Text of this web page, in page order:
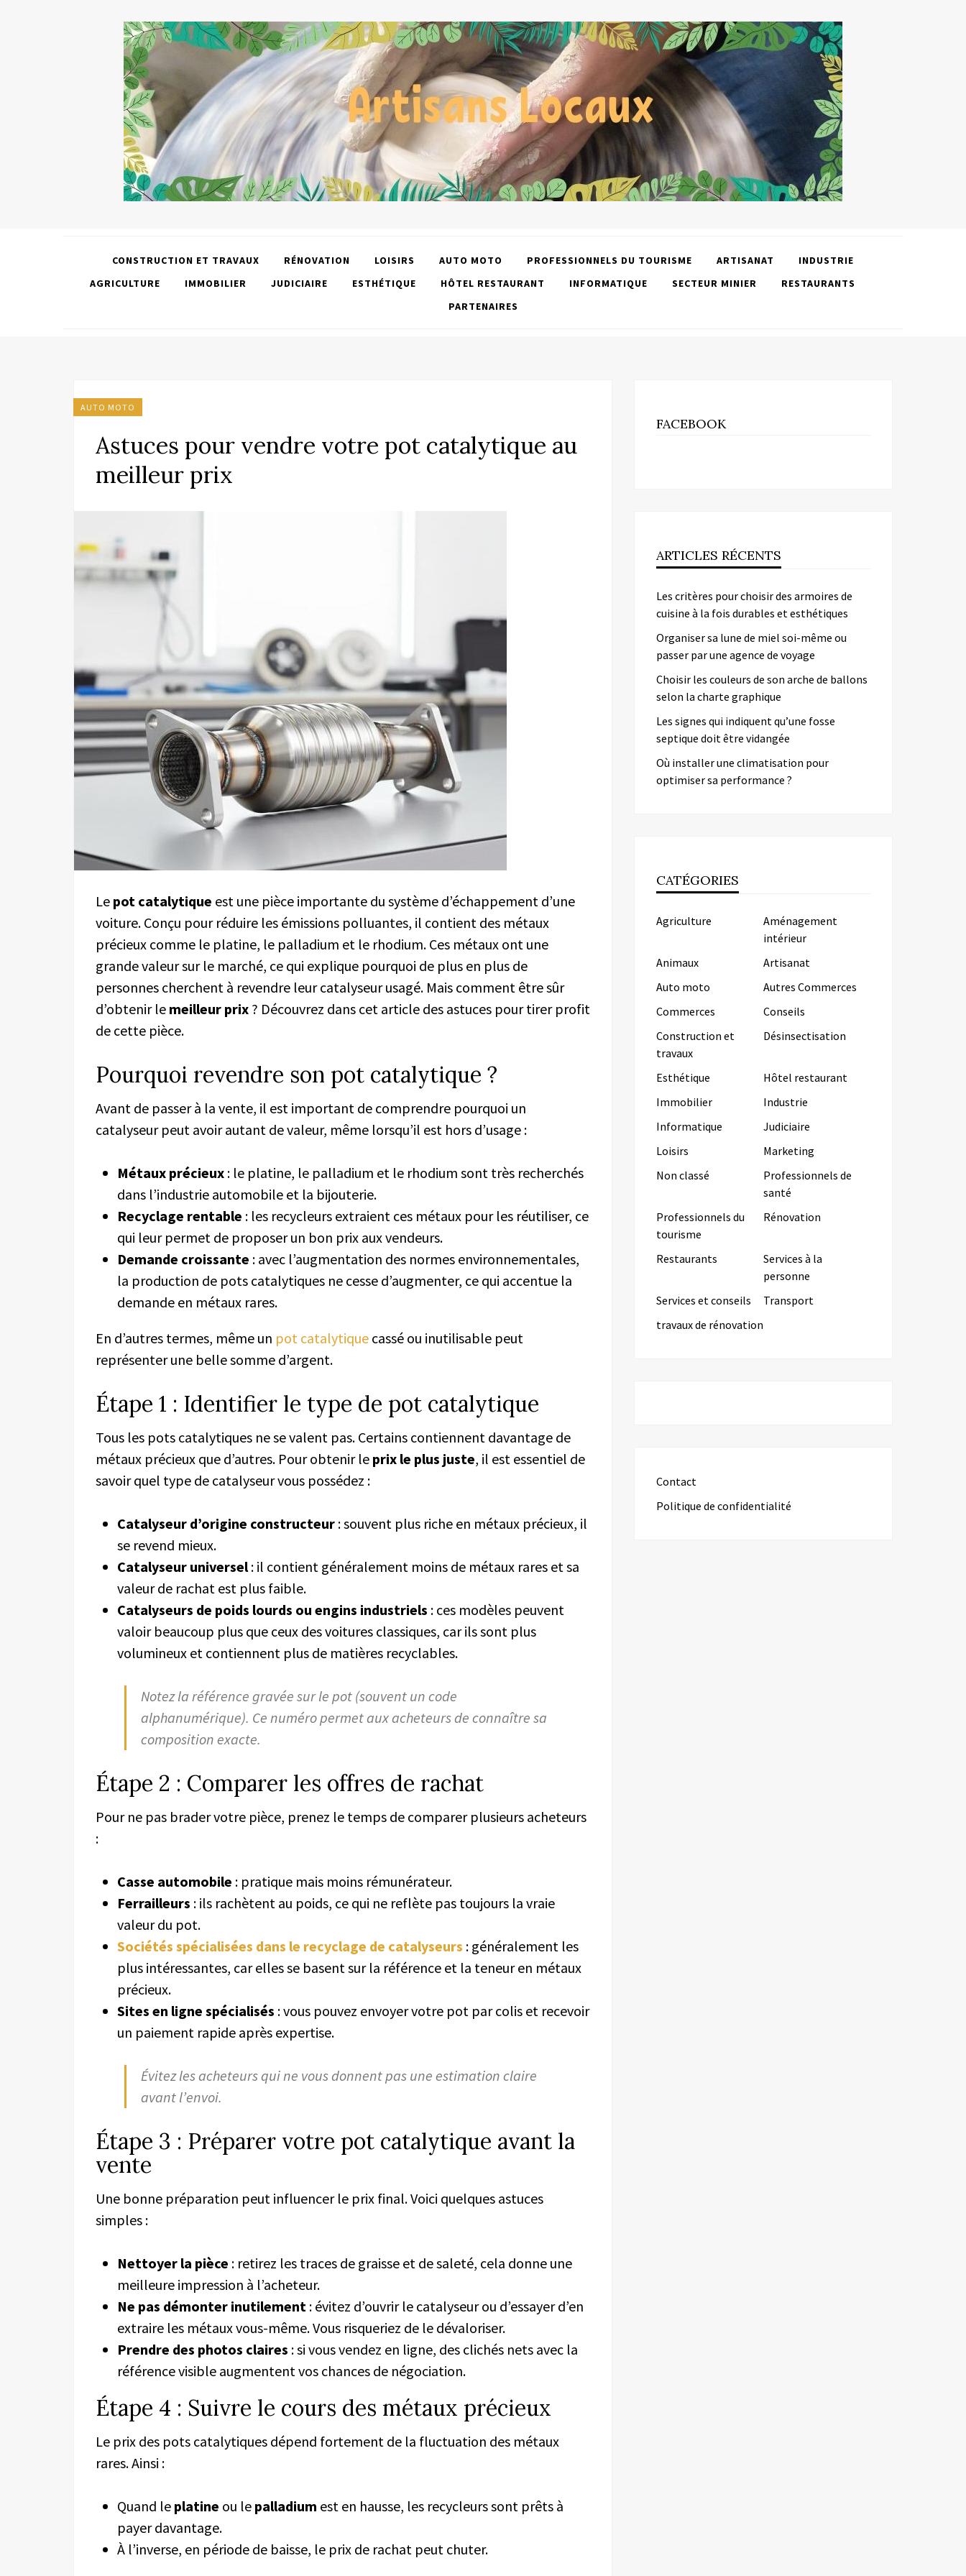
CONSTRUCTION ET TRAVAUX RÉNOVATION LOISIRS AUTO MOTO PROFESSIONNELS DU TOURISME ARTISANAT
INDUSTRIE
AGRICULTURE
IMMOBILIER JUDICIAIRE ESTHÉTIQUE HÔTEL RESTAURANT INFORMATIQUE SECTEUR MINIER
RESTAURANTS
PARTENAIRES
AUTO MOTO
Astuces pour vendre votre pot catalytique au
meilleur prix
Le pot catalytique est une pièce importante du système d’échappement d’une
voiture. Conçu pour réduire les émissions polluantes, il contient des métaux
précieux comme le platine, le palladium et le rhodium. Ces métaux ont une
grande valeur sur le marché, ce qui explique pourquoi de plus en plus de
personnes cherchent à revendre leur catalyseur usagé. Mais comment être sûr
d’obtenir le meilleur prix ? Découvrez dans cet article des astuces pour tirer profit
de cette pièce.
Pourquoi revendre son pot catalytique ?
Avant de passer à la vente, il est important de comprendre pourquoi un
catalyseur peut avoir autant de valeur, même lorsqu’il est hors d’usage :
Métaux précieux : le platine, le palladium et le rhodium sont très recherchés
dans l’industrie automobile et la bijouterie.
Recyclage rentable : les recycleurs extraient ces métaux pour les réutiliser, ce
qui leur permet de proposer un bon prix aux vendeurs.
Demande croissante : avec l’augmentation des normes environnementales,
la production de pots catalytiques ne cesse d’augmenter, ce qui accentue la
demande en métaux rares.
En d’autres termes, même un pot catalytique cassé ou inutilisable peut
représenter une belle somme d’argent.
Étape 1 : Identifier le type de pot catalytique
Tous les pots catalytiques ne se valent pas. Certains contiennent davantage de
métaux précieux que d’autres. Pour obtenir le prix le plus juste, il est essentiel de
savoir quel type de catalyseur vous possédez :
Catalyseur d’origine constructeur : souvent plus riche en métaux précieux, il
se revend mieux.
Catalyseur universel: il contient généralement moins de métaux rares et sa
valeur de rachat est plus faible.
Catalyseurs de poids lourds ou engins industriels : ces modèles peuvent
valoir beaucoup plus que ceux des voitures classiques, car ils sont plus
volumineux et contiennent plus de matières recyclables.
Notez la référence gravée sur le pot (souvent un code
alphanumérique). Ce numéro permet aux acheteurs de connaître sa
composition exacte.
Étape 2 : Comparer les offres de rachat
Pour ne pas brader votre pièce, prenez le temps de comparer plusieurs acheteurs
:
Casse automobile : pratique mais moins rémunérateur.
Ferrailleurs : ils rachètent au poids, ce qui ne reflète pas toujours la vraie
valeur du pot.
Sociétés spécialisées dans le recyclage de catalyseurs : généralement les
plus intéressantes, car elles se basent sur la référence et la teneur en métaux
précieux.
Sites en ligne spécialisés : vous pouvez envoyer votre pot par colis et recevoir
un paiement rapide après expertise.
Évitez les acheteurs qui ne vous donnent pas une estimation claire
avant l’envoi.
Étape 3 : Préparer votre pot catalytique avant la
vente
Une bonne préparation peut influencer le prix final. Voici quelques astuces
simples :
Nettoyer la pièce : retirez les traces de graisse et de saleté, cela donne une
meilleure impression à l’acheteur.
Ne pas démonter inutilement : évitez d’ouvrir le catalyseur ou d’essayer d’en
extraire les métaux vous-même. Vous risqueriez de le dévaloriser.
Prendre des photos claires : si vous vendez en ligne, des clichés nets avec la
référence visible augmentent vos chances de négociation.
Étape 4 : Suivre le cours des métaux précieux
Le prix des pots catalytiques dépend fortement de la fluctuation des métaux
rares. Ainsi :
Quand le platine ou le palladium est en hausse, les recycleurs sont prêts à
payer davantage.
À l’inverse, en période de baisse, le prix de rachat peut chuter.
FACEBOOK
ARTICLES RÉCENTS
Les critères pour choisir des armoires de
cuisine à la fois durables et esthétiques
Organiser sa lune de miel soi-même ou
passer par une agence de voyage
Choisir les couleurs de son arche de ballons
selon la charte graphique
Les signes qui indiquent qu’une fosse
septique doit être vidangée
Où installer une climatisation pour
optimiser sa performance ?
CATÉGORIES
Agriculture
Aménagement
intérieur
Animaux
Artisanat
Auto moto
Autres Commerces
Commerces
Conseils
Construction et
travaux
Désinsectisation
Esthétique
Hôtel restaurant
Immobilier
Industrie
Informatique
Judiciaire
Loisirs
Marketing
Non classé
Professionnels de
santé
Professionnels du
tourisme
Rénovation
Restaurants
Services à la
personne
Services et conseils
Transport
travaux de rénovation
Contact
Politique de confidentialité